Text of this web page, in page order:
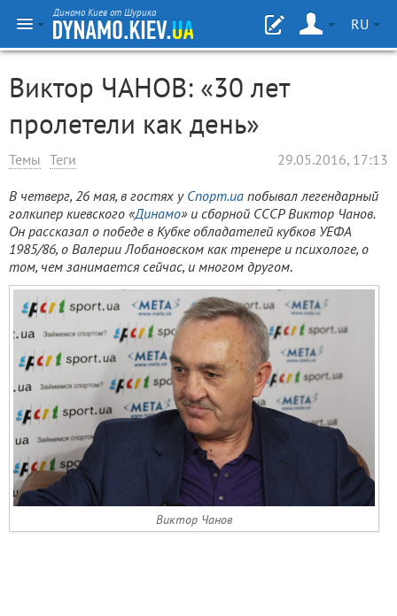
Динамо Киев от Шурика
RU
Виктор ЧАНОВ: «30 лет
пролетели как день»
Темы Теги 29.05.2016, 17:13
В четверг, 26 мая, в гостях у Спорт.ua побывал легендарный
голкипер киевского «Динамо» и сборной СССР Виктор Чанов.
Он рассказал о победе в Кубке обладателей кубков УЕФА
1985/86, о Валерии Лобановском как тренере и психологе, о
том, чем занимается сейчас, и многом другом.
Виктор Чанов